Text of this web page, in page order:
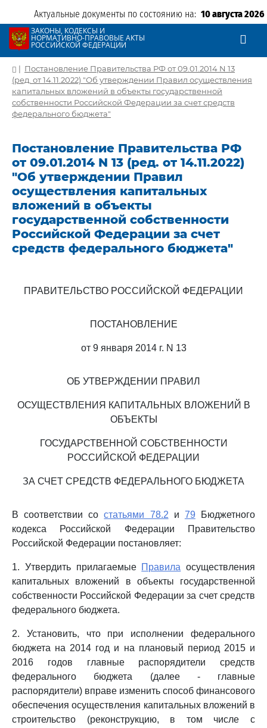
Актуальные документы по состоянию на: 10 августа 2026
ЗАКОНЫ, КОДЕКСЫ И
НОРМАТИВНО-ПРАВОВЫЕ АКТЫ
РОССИЙСКОЙ ФЕДЕРАЦИИ
| Постановление Правительства РФ от 09.01.2014 N 13
(ред. от 14.11.2022) "Об утверждении Правил осуществления
капитальных вложений в объекты государственной
собственности Российской Федерации за счет средств
федерального бюджета"
Постановление Правительства РФ
от 09.01.2014 N 13 (ред. от 14.11.2022)
"Об утверждении Правил
осуществления капитальных
вложений в объекты
государственной собственности
Российской Федерации за счет
средств федерального бюджета"
ПРАВИТЕЛЬСТВО РОССИЙСКОЙ ФЕДЕРАЦИИ
ПОСТАНОВЛЕНИЕ
от 9 января 2014 г. N 13
ОБ УТВЕРЖДЕНИИ ПРАВИЛ
ОСУЩЕСТВЛЕНИЯ КАПИТАЛЬНЫХ ВЛОЖЕНИЙ В
ОБЪЕКТЫ
ГОСУДАРСТВЕННОЙ СОБСТВЕННОСТИ
РОССИЙСКОЙ ФЕДЕРАЦИИ
ЗА СЧЕТ СРЕДСТВ ФЕДЕРАЛЬНОГО БЮДЖЕТА
В соответствии состатьями 78.2 и 79 Бюджетного
кодекса Российской Федерации Правительство
Российской Федерации постановляет:
1. Утвердить прилагаемые Правила осуществления
капитальных вложений в объекты государственной
собственности Российской Федерации за счет средств
федерального бюджета.
2. Установить, что при исполнении федерального
бюджета на 2014 год и на плановый период 2015 и
2016 годов главные распорядители средств
федерального бюджета (далее - главные
распорядители) вправе изменить способ финансового
обеспечения осуществления капитальных вложений в
строительство (реконструкцию, в том числе с